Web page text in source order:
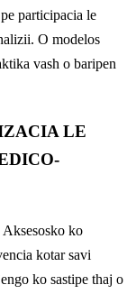
participacia le
O modelos
vash o baripen
LE
ko
kotar savi
ko sastipe thaj o